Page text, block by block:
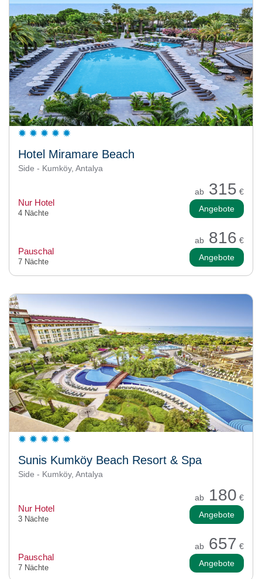
Hotel Miramare Beach
Side - Kumköy, Antalya
ab 315 €
Nur Hotel
4 Nächte Angebote
ab 816 €
Pauschal
7 Nächte Angebote
Sunis Kumköy Beach Resort & Spa
Side - Kumköy, Antalya
ab 180 €
Nur Hotel
3 Nächte Angebote
ab 657 €
Pauschal
7 Nächte Angebote